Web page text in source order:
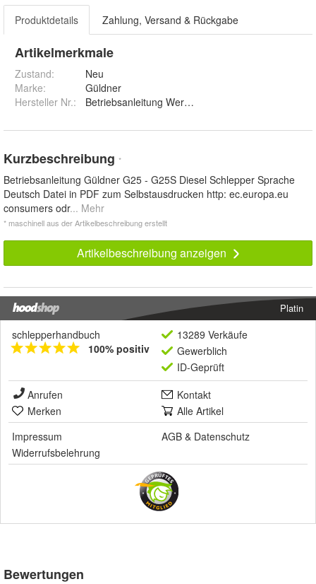
Produktdetails Zahlung, Versand & Rückgabe
Artikelmerkmale
Zustand:
Neu
Marke:
Güldner
Hersteller Nr.:
Betriebsanleitung Werkstatthandbuch
Kurzbeschreibung *
Betriebsanleitung Güldner G25 - G25S Diesel Schlepper Sprache
Deutsch Datei in PDF zum Selbstausdrucken http: ec.europa.eu
consumers odr... Mehr
* maschinell aus der Artikelbeschreibung erstellt
Artikelbeschreibung anzeigen
Platin
schlepperhandbuch
100% positiv
13289 Verkäufe
Gewerblich
ID-Geprüft
Anrufen
Kontakt
Merken
Alle Artikel
Impressum
AGB & Datenschutz
Widerrufsbelehrung
Bewertungen